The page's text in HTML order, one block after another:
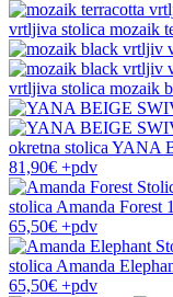
vrtljiva stolica mozaik
vrtljiva stolica mozaik
okretna stolicaYANA
81,90€ +pdv
stolicaAmanda Forest
65,50€ +pdv
stolicaAmanda
65,50€ +pdv